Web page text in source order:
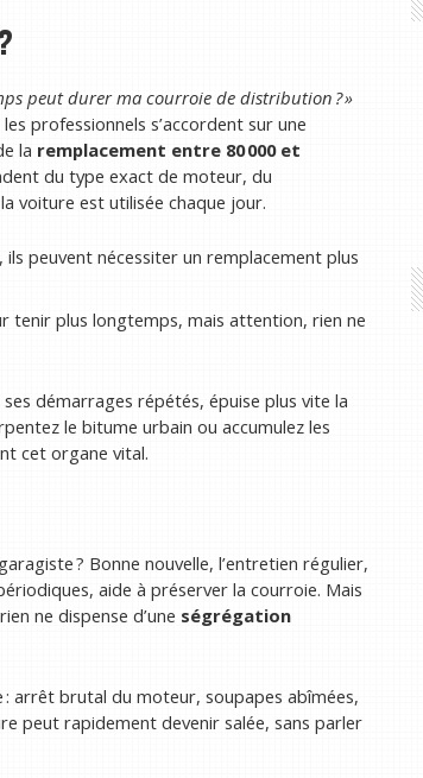
peut durer ma courroie de distribution ? »
professionnels s’accordent sur une
la remplacement entre 80 000 et
du type exact de moteur, du
voiture est utilisée chaque jour.
peuvent nécessiter un remplacement plus
tenir plus longtemps, mais attention, rien ne
démarrages répétés, épuise plus vite la
le bitume urbain ou accumulez les
cet organe vital.
? Bonne nouvelle, l’entretien régulier,
aide à préserver la courroie. Mais
ne dispense d’une ségrégation
arrêt brutal du moteur, soupapes abîmées,
peut rapidement devenir salée, sans parler